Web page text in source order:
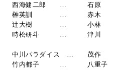
西海健二郎 … 石原
榊英訓 … 赤木
辻大樹 … 小林
時松研斗 … 津川
中川パラダイス … 茂作
竹内都子 … 八重子